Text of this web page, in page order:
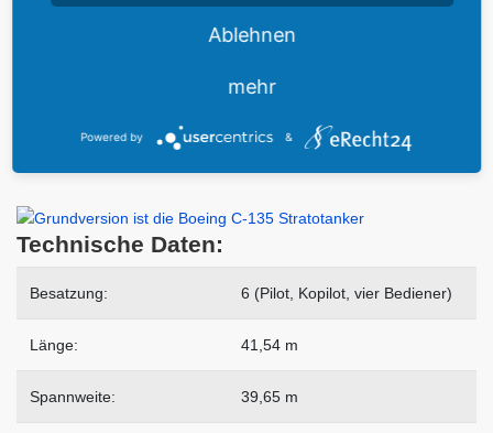
Laser-Intensität nicht aus, um die Außenhaute eines feindlichen
Durch die Bestrahlung soll sich lediglich
ein Fehlverhalten der Konstruktion erzwingen.
Die Boeing NKC-135A Airborne Laser Lab flog im Mai 1988 zum
Technische Daten:
Besatzung: 6 (Pilot, Kopilot, vier Bediener)
Länge: 41,54 m
Spannweite: 39,65 m
Ablehnen
mehr
Powered by &